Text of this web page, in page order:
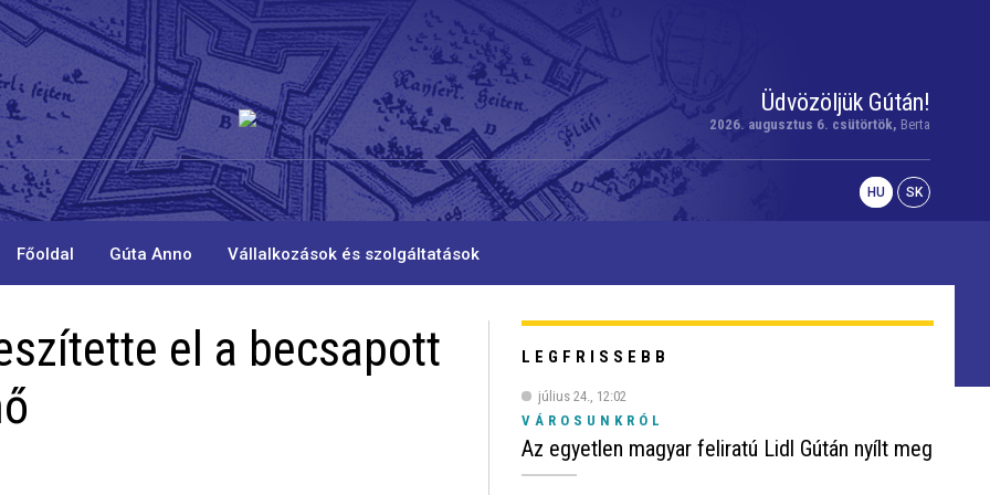
Üdvözöljük Gútán!
2026. augusztus 6. csütörtök, Berta
HU SK
Főoldal Gúta Anno Vállalkozások és szolgáltatások
el a becsapott
LEGFRISSEBB
július 24., 12:02
VÁROSUNKRÓL
Az egyetlen magyar feliratú Lidl Gútán nyílt meg